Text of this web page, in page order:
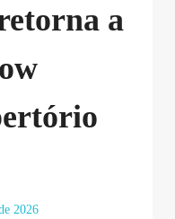
a
2026